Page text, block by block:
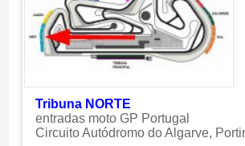
Tribuna NORTE
entradas moto GP Portugal
Circuito Autódromo do Algarve,